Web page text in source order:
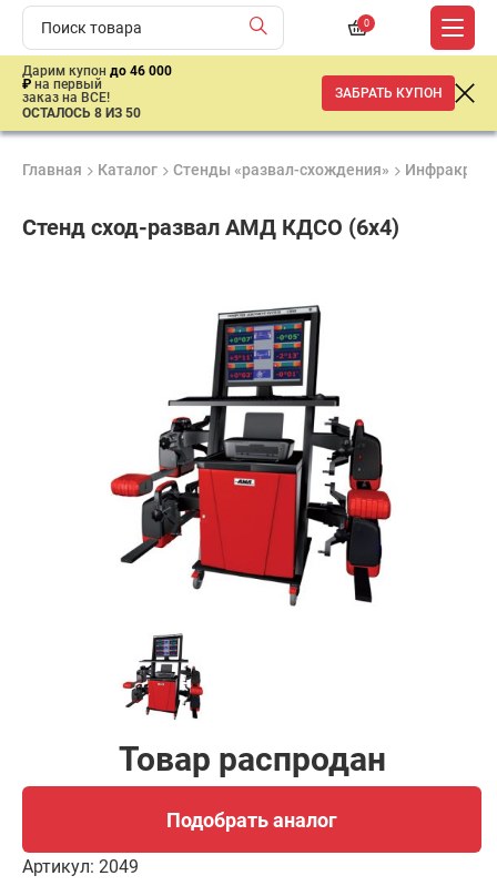
0
Дарим купон до 46 000
₽ на первый
заказ на ВСЕ!
ОСТАЛОСЬ 8 ИЗ 50
ЗАБРАТЬ КУПОН
Главная Каталог Стенды «развал-схождения»
Стенд сход-развал АМД КДСО (6х4)
от 2 дней
Товар распродан
Подобрать аналог
Артикул: 2049
Подобрать аналог